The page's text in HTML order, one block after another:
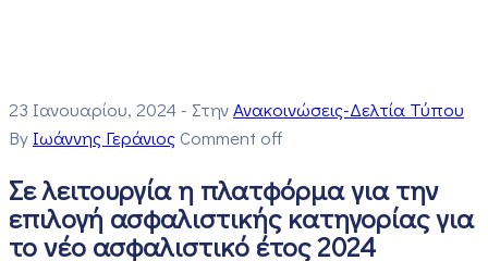
23 Ιανουαρίου, 2024 - ΣτηνΑνακοινώσεις-Δελτία Τύπου
By Ιωάννης ΓεράνιοςComment off
Σε λειτουργία η πλατφόρμα για την
επιλογή ασφαλιστικής κατηγορίας για
το νέο ασφαλιστικό έτος 2024